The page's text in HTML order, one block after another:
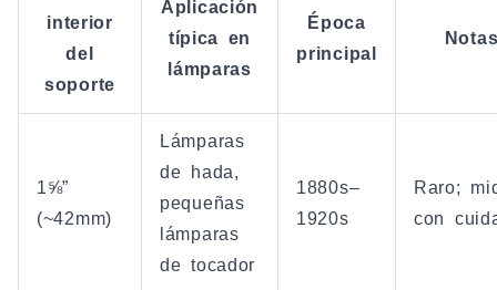
interior
del
soporte
Aplicación
típica en
lámparas
Época
principal
1⅝”
(~42mm)
Lámparas
de hada,
pequeñas
lámparas
de tocador
1880s–
1920s
Raro;
con